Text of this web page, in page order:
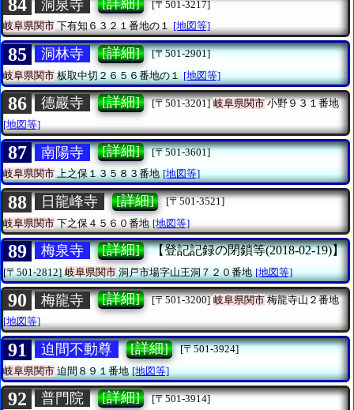
84 洞泉寺 [詳細]
[〒501-3217]
岐阜県関市下有知６３２１番地の１ [地図等]
85 洞林寺 [詳細]
[〒501-2901]
岐阜県関市板取中切２６５６番地の１ [地図等]
86 德巖寺 [詳細] [〒501-3201] 岐阜県関市小野９３１番地
[地図等]
87 南陽寺 [詳細]
[〒501-3601]
岐阜県関市上之保１３５８３番地 [地図等]
88 日龍峰寺 [詳細]
[〒501-3521]
岐阜県関市 下之保４５６０番地 [地図等]
89 梅泉寺 [詳細] 【登記記録の閉鎖等(2018-02-19)】
[〒501-2812] 岐阜県関市洞戸市場字山王洞７２０番地 [地図等]
90 梅龍寺 [詳細] [〒501-3200] 岐阜県関市梅龍寺山２番地
[地図等]
91 迫間不動尊 [詳細]
[〒501-3924]
岐阜県関市迫間８９１番地 [地図等]
92 普門院 [詳細]
[〒501-3914]